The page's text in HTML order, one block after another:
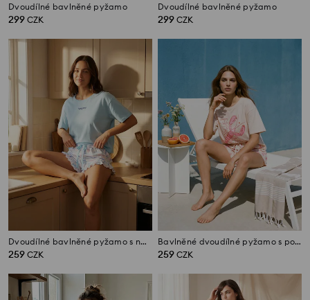
Dvoudílné bavlněné pyžamo
299 CZK
Dvoudílné bavlněné pyžamo
299 CZK
Dvoudílné bavlněné pyžamo s nápisem Buongiorno
259 CZK
Bavlněné dvoudílné pyžamo s potiskem humra
259 CZK